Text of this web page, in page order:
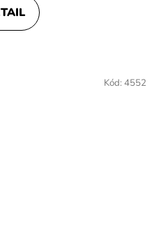
Kód: 4552